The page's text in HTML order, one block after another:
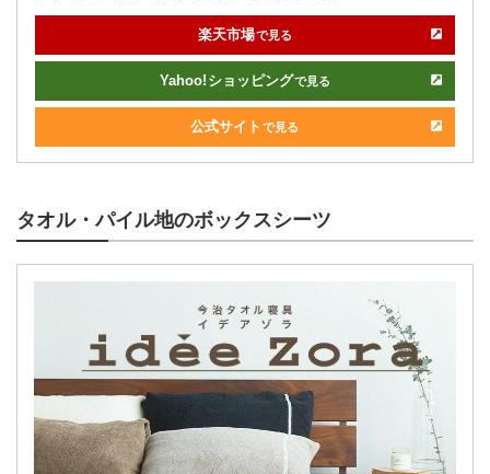
楽天市場で見る
Yahoo! ショッピングで見る
公式サイト で見る
タオル・パイル地のボックスシーツ